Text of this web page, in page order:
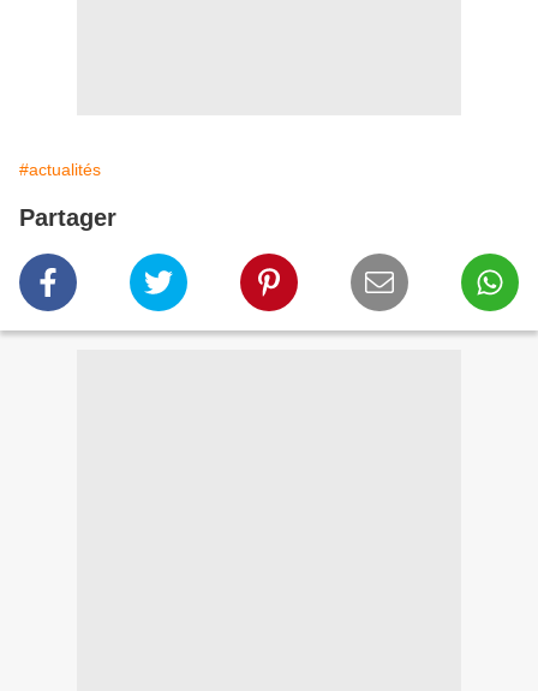
#actualités
Partager